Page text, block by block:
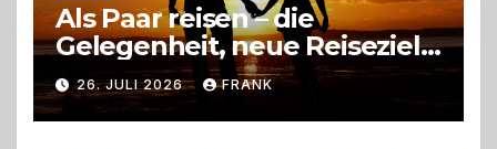
Als Paar reisen – die
Gelegenheit, neue Reiseziele
zu entdecken
26. JULI 2026 FRANK